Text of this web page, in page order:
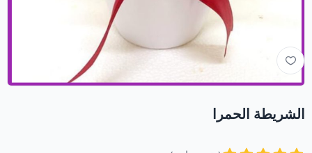
الشريطة الحمرا